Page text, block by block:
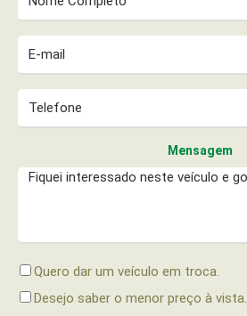
Mensagem
Quero dar um veículo em troca.
Desejo saber o menor preço à vista.